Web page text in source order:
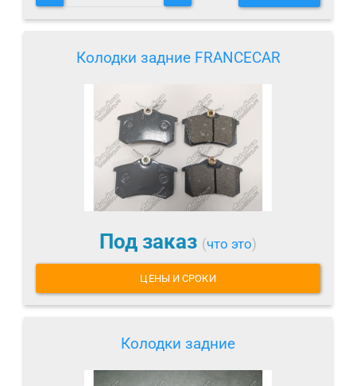
Колодки задние FRANCECAR
Под заказ (что это)
ЦЕНЫ И СРОКИ
Колодки задние